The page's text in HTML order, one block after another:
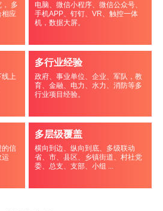
多
相应
电脑、微信小程序、微信公众号、
手机APP、钉钉、VR、触控一体
机，数据大屏。
上
多行业经验
政府、事业单位、企业、军队，教
育、金融、电力、水力、消防等多
行业项目经验。
的信
多层级覆盖
横向到边、纵向到底、多级联动
省、市、县区、乡镇街道、村社党
委、总支、支部、小组 ...